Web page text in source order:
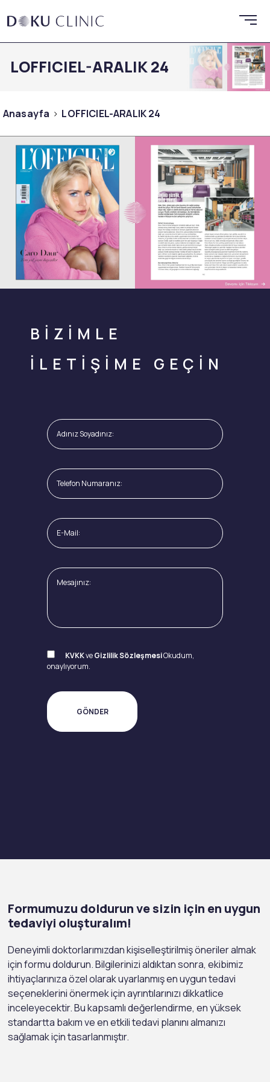
LOFFICIEL-ARALIK 24
Anasayfa LOFFICIEL-ARALIK 24
BİZİMLE
İLETİŞİME GEÇİN
KVKKveGizlilik SözleşmesiOkudum,
onaylıyorum.
Formumuzu doldurun ve sizin için en uygun
tedaviyi oluşturalım!
Deneyimli doktorlarımızdan kişiselleştirilmiş öneriler almak
için formu doldurun. Bilgilerinizi aldıktan sonra, ekibimiz
ihtiyaçlarınıza özel olarak uyarlanmış en uygun tedavi
seçeneklerini önermek için ayrıntılarınızı dikkatlice
inceleyecektir. Bu kapsamlı değerlendirme, en yüksek
standartta bakım ve en etkili tedavi planını almanızı
sağlamak için tasarlanmıştır.